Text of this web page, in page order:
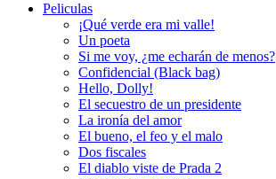
Peliculas
¡Qué verde era mi valle!
Un poeta
Si me voy, ¿me echarán de menos?
Confidencial (Black bag)
Hello, Dolly!
El secuestro de un presidente
La ironía del amor
El bueno, el feo y el malo
Dos fiscales
El diablo viste de Prada 2